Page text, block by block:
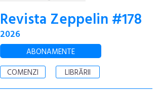
Revista Zeppelin #178
2026
ABONAMENTE
COMENZI
LIBRĂRII